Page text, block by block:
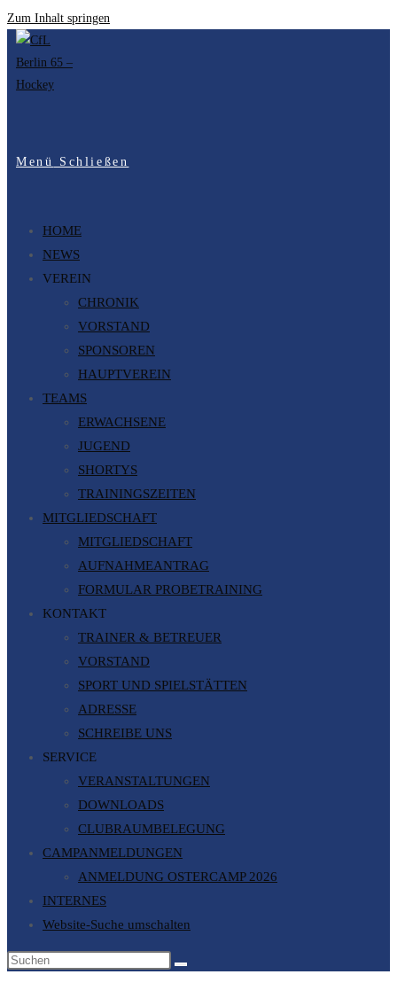
Zum Inhalt springen
Menü Schließen
HOME
NEWS
VEREIN
CHRONIK
VORSTAND
SPONSOREN
HAUPTVEREIN
TEAMS
ERWACHSENE
JUGEND
SHORTYS
TRAININGSZEITEN
MITGLIEDSCHAFT
MITGLIEDSCHAFT
AUFNAHMEANTRAG
FORMULAR PROBETRAINING
KONTAKT
TRAINER & BETREUER
VORSTAND
SPORT UND SPIELSTÄTTEN
ADRESSE
SCHREIBE UNS
SERVICE
VERANSTALTUNGEN
DOWNLOADS
CLUBRAUMBELEGUNG
CAMPANMELDUNGEN
ANMELDUNG OSTERCAMP 2026
INTERNES
Website-Suche umschalten